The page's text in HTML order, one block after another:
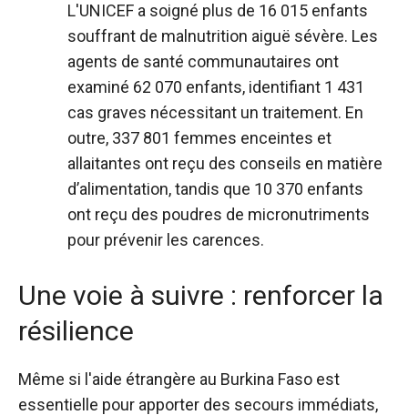
L'UNICEF a soigné plus de 16 015 enfants
souffrant de malnutrition aiguë sévère. Les
agents de santé communautaires ont
examiné 62 070 enfants, identifiant 1 431
cas graves nécessitant un traitement. En
outre, 337 801 femmes enceintes et
allaitantes ont reçu des conseils en matière
d’alimentation, tandis que 10 370 enfants
ont reçu des poudres de micronutriments
pour prévenir les carences.
Une voie à suivre : renforcer la
résilience
Même si l'aide étrangère au Burkina Faso est
essentielle pour apporter des secours immédiats,